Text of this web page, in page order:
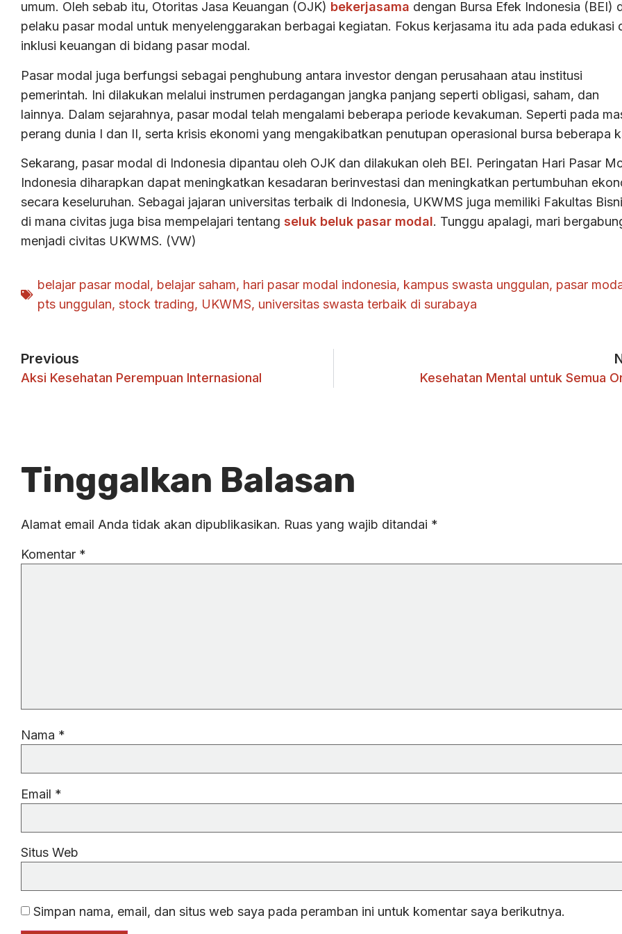
umum. Oleh sebab itu, Otoritas Jasa Keuangan (OJK) bekerjasama dengan Bursa Efek Indonesia (BEI)
pelaku pasar modal untuk menyelenggarakan berbagai kegiatan. Fokus kerjasama itu ada pada edukasi
inklusi keuangan di bidang pasar modal.
Pasar modal juga berfungsi sebagai penghubung antara investor dengan perusahaan atau institusi
pemerintah. Ini dilakukan melalui instrumen perdagangan jangka panjang seperti obligasi, saham, dan
lainnya. Dalam sejarahnya, pasar modal telah mengalami beberapa periode kevakuman. Seperti pada
perang dunia I dan II, serta krisis ekonomi yang mengakibatkan penutupan operasional bursa beberapa
Sekarang, pasar modal di Indonesia dipantau oleh OJK dan dilakukan oleh BEI. Peringatan Hari Pasar
Indonesia diharapkan dapat meningkatkan kesadaran berinvestasi dan meningkatkan pertumbuhan
secara keseluruhan. Sebagai jajaran universitas terbaik di Indonesia, UKWMS juga memiliki Fakultas
di mana civitas juga bisa mempelajari tentang seluk beluk pasar modal. Tunggu apalagi, mari
menjadi civitas UKWMS. (VW)
belajar pasar modal, belajar saham, hari pasar modal indonesia, kampus swasta unggulan, pasar
pts unggulan, stock trading, UKWMS, universitas swasta terbaik di surabaya
Previous
Aksi Kesehatan Perempuan Internasional Kesehatan Mental untuk Semua
Tinggalkan Balasan
Alamat email Anda tidak akan dipublikasikan. Ruas yang wajib ditandai *
Komentar *
Nama *
Email *
Situs Web
Simpan nama, email, dan situs web saya pada peramban ini untuk komentar saya berikutnya.